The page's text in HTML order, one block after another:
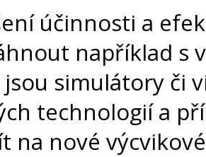
účinnosti a
například s
jsou simulátory či
technologií a
na nové